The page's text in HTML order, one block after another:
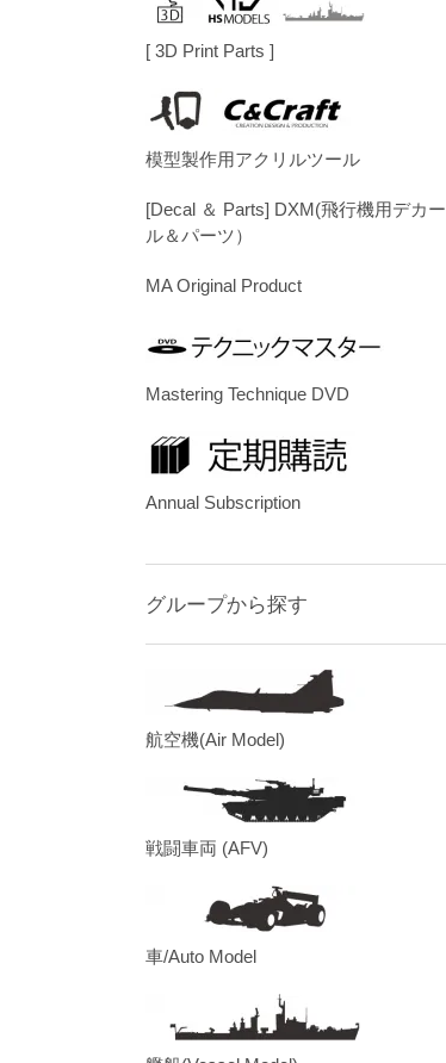
[ 3D Print Parts ]
模型製作用アクリルツール
[Decal ＆ Parts] DXM(飛行機用デカー
ル＆パーツ）
MA Original Product
Mastering Technique DVD
Annual Subscription
グループから探す
航空機(Air Model)
戦闘車両 (AFV)
車/Auto Model